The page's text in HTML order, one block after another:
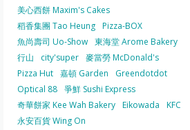
美心西餅 Maxim's Cakes
稻香集團 Tao Heung Pizza-BOX
魚尚壽司 Uo-Show 東海堂 Arome Bakery
行山
city'super 麥當勞 McDonald's
Pizza Hut 嘉頓 Garden
Greendotdot
Optical 88 爭鮮 Sushi Express
奇華餅家 Kee Wah Bakery Eikowada
KFC
永安百貨 Wing On